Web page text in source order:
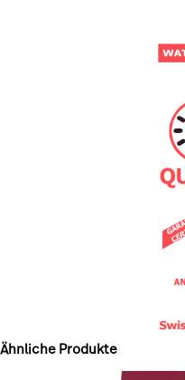
Ähnliche Produkte